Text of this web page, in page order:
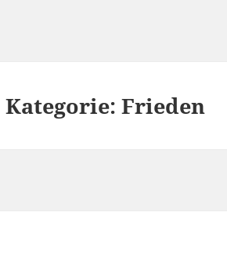
Kategorie:Frieden